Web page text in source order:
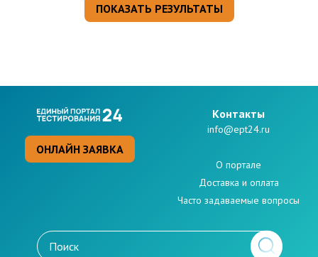
ОНЛАЙН ЗАЯВКА
Kонтакты
info@ept24.ru
О портале
Доставка и оплата
Часто задаваемые вопросы